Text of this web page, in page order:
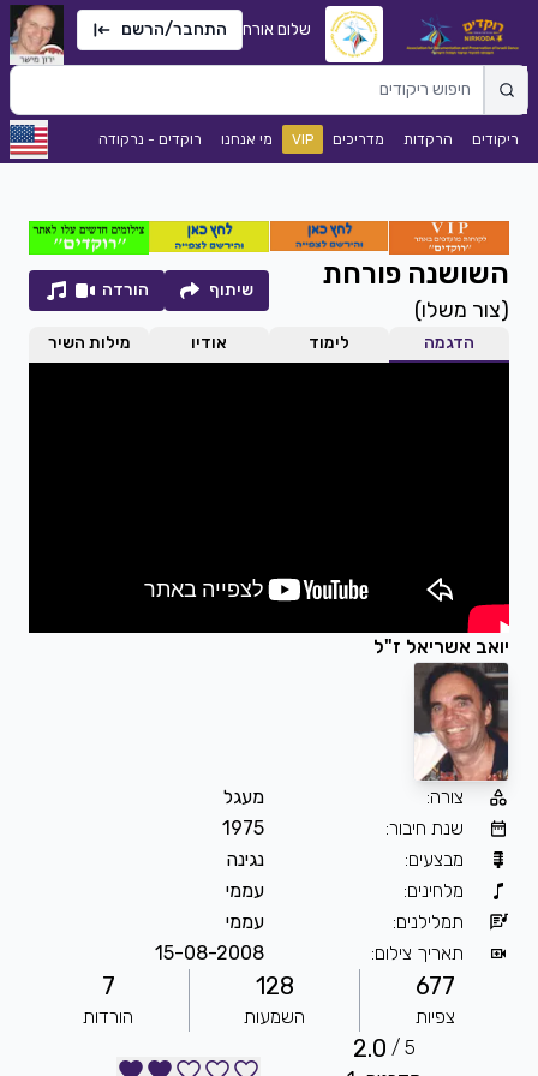
שלום אורח התחבר/הרשם
ריקודים הרקדות מדריכים VIP מי אנחנו רוקדים - נרקודה
השושנה פורחת
(צור משלו)
שיתוף הורדה
הדגמה לימוד אודיו מילות השיר
יואב אשריאל ז"ל
צורה:
מעגל
שנת חיבור:
1975
מבצעים:
נגינה
מלחינים:
עממי
תמלילנים:
עממי
תאריך צילום:
15-08-2008
677
צפיות
128
השמעות
7
הורדות
5 /
2.0